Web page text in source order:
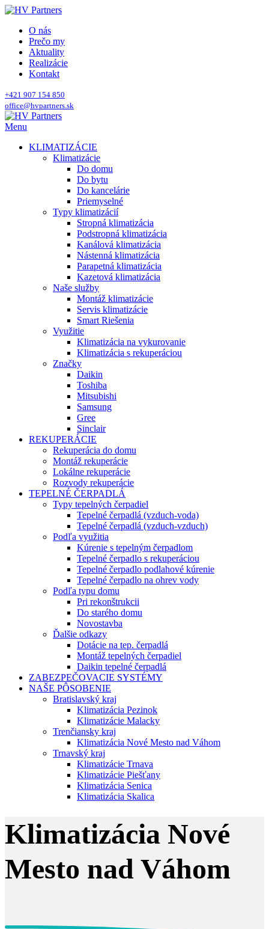
O nás
Prečo my
Aktuality
Realizácie
Kontakt
+421 907 154 850
office@hvpartners.sk
Menu
KLIMATIZÁCIE
Klimatizácie
Do domu
Do bytu
Do kancelárie
Priemyselné
Typy klimatizácií
Stropná klimatizácia
Podstropná klimatizácia
Kanálová klimatizácia
Nástenná klimatizácia
Parapetná klimatizácia
Kazetová klimatizácia
Naše služby
Montáž klimatizácie
Servis klimatizácie
Smart Riešenia
Využitie
Klimatizácia na vykurovanie
Klimatizácia s rekuperáciou
Značky
Daikin
Toshiba
Mitsubishi
Samsung
Gree
Sinclair
REKUPERÁCIE
Rekuperácia do domu
Montáž rekuperácie
Lokálne rekuperácie
Rozvody rekuperácie
TEPELNÉ ČERPADLÁ
Typy tepelných čerpadiel
Tepelné čerpadlá (vzduch-voda)
Tepelné čerpadlá (vzduch-vzduch)
Podľa využitia
Kúrenie s tepelným čerpadlom
Tepelné čerpadlo s rekuperáciou
Tepelné čerpadlo podlahové kúrenie
Tepelné čerpadlo na ohrev vody
Podľa typu domu
Pri rekonštrukcii
Do starého domu
Novostavba
Ďalšie odkazy
Dotácie na tep. čerpadlá
Montáž tepelných čerpadiel
Daikin tepelné čerpadlá
ZABEZPEČOVACIE SYSTÉMY
NAŠE PÔSOBENIE
Bratislavský kraj
Klimatizácia Pezinok
Klimatizácie Malacky
Trenčiansky kraj
Klimatizácia Nové Mesto nad Váhom
Trnavský kraj
Klimatizácie Trnava
Klimatizácie Piešťany
Klimatizácia Senica
Klimatizácia Skalica
Klimatizácia Nové
Mesto nad Váhom